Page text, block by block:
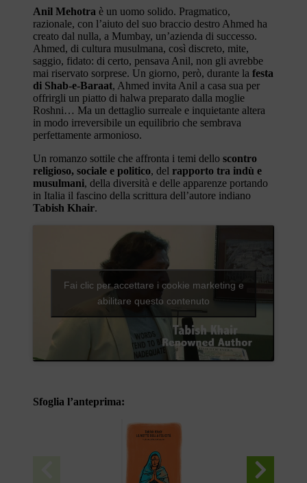
Anil Mehotra è un uomo solido. Pragmatico,
razionale, con l’aiuto del suo braccio destro Ahmed ha
creato dal nulla, a Mumbay, un’azienda di successo.
Ahmed, di cultura musulmana, così discreto, mite,
saggio, fidato: di certo, pensava Anil, non gli avrebbe
mai riservato sorprese. Un giorno, però, durante la festa
di Shab-e-Baraat, Ahmed invita Anil a casa sua per
offrirgli un piatto di halwa preparato dalla moglie
Roshni… Ma un dettaglio surreale e inquietante altera
in modo irreversibile un equilibrio che sembrava
perfettamente armonioso.
Un romanzo sottile che affronta i temi dello scontro
religioso, sociale e politico, del rapporto tra indù e
musulmani, della diversità e delle apparenze portando
in Italia il fascino della scrittura dell’autore indiano
Tabish Khair.
Fai clic per accettare i cookie marketing e
abilitare questo contenuto
Sfoglia l’anteprima:
Tabish   K hair
LA NOTTE DELLA FELICITÀ
Traduzione di Adalinda Gasparini